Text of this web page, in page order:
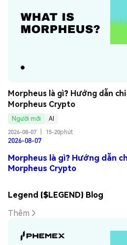
Morpheus là gì? Hướng dẫn
Morpheus Crypto
Người mới
AI
2026-08-07
15-20phút
2026-08-07
Morpheus là gì? Hướng dẫn
Morpheus Crypto
Legend ($LEGEND) Blog
Thêm